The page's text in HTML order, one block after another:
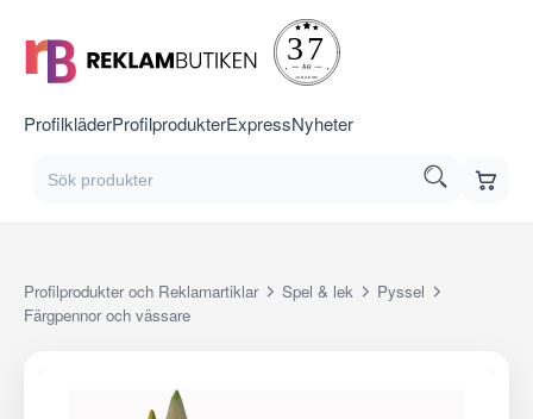
ProfilkläderProfilprodukterExpressNyheter
Profilprodukter och Reklamartiklar Spel & lek
Pyssel
Färgpennor och vässare